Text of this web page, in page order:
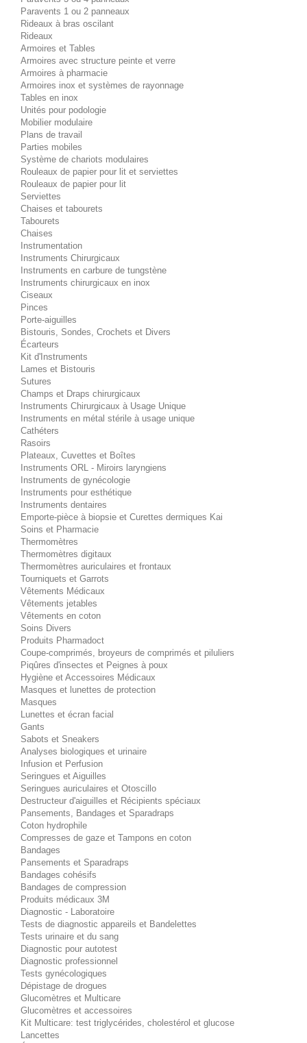
Paravents 1 ou 2 panneaux
Rideaux à bras oscilant
Rideaux
Armoires et Tables
Armoires avec structure peinte et verre
Armoires à pharmacie
Armoires inox et systèmes de rayonnage
Tables en inox
Unités pour podologie
Mobilier modulaire
Plans de travail
Parties mobiles
Système de chariots modulaires
Rouleaux de papier pour lit et serviettes
Rouleaux de papier pour lit
Serviettes
Chaises et tabourets
Tabourets
Chaises
Instrumentation
Instruments Chirurgicaux
Instruments en carbure de tungstène
Instruments chirurgicaux en inox
Ciseaux
Pinces
Porte-aiguilles
Bistouris, Sondes, Crochets et Divers
Écarteurs
Kit d'Instruments
Lames et Bistouris
Sutures
Champs et Draps chirurgicaux
Instruments Chirurgicaux à Usage Unique
Instruments en métal stérile à usage unique
Cathéters
Rasoirs
Plateaux, Cuvettes et Boîtes
Instruments ORL - Miroirs laryngiens
Instruments de gynécologie
Instruments pour esthétique
Instruments dentaires
Emporte-pièce à biopsie et Curettes dermiques Kai
Soins et Pharmacie
Thermomètres
Thermomètres digitaux
Thermomètres auriculaires et frontaux
Tourniquets et Garrots
Vêtements Médicaux
Vêtements jetables
Vêtements en coton
Soins Divers
Produits Pharmadoct
Coupe-comprimés, broyeurs de comprimés et piluliers
Piqûres d'insectes et Peignes à poux
Hygiène et Accessoires Médicaux
Masques et lunettes de protection
Masques
Lunettes et écran facial
Gants
Sabots et Sneakers
Analyses biologiques et urinaire
Infusion et Perfusion
Seringues et Aiguilles
Seringues auriculaires et Otoscillo
Destructeur d'aiguilles et Récipients spéciaux
Pansements, Bandages et Sparadraps
Coton hydrophile
Compresses de gaze et Tampons en coton
Bandages
Pansements et Sparadraps
Bandages cohésifs
Bandages de compression
Produits médicaux 3M
Diagnostic - Laboratoire
Tests de diagnostic appareils et Bandelettes
Tests urinaire et du sang
Diagnostic pour autotest
Diagnostic professionnel
Tests gynécologiques
Dépistage de drogues
Glucomètres et Multicare
Glucomètres et accessoires
Kit Multicare: test triglycérides, cholestérol et glucose
Lancettes